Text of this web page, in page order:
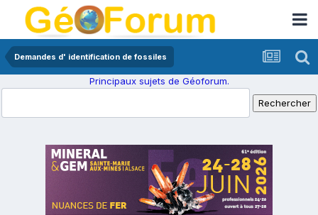
Demandes d' identification de fossiles
Principaux sujets de Géoforum.